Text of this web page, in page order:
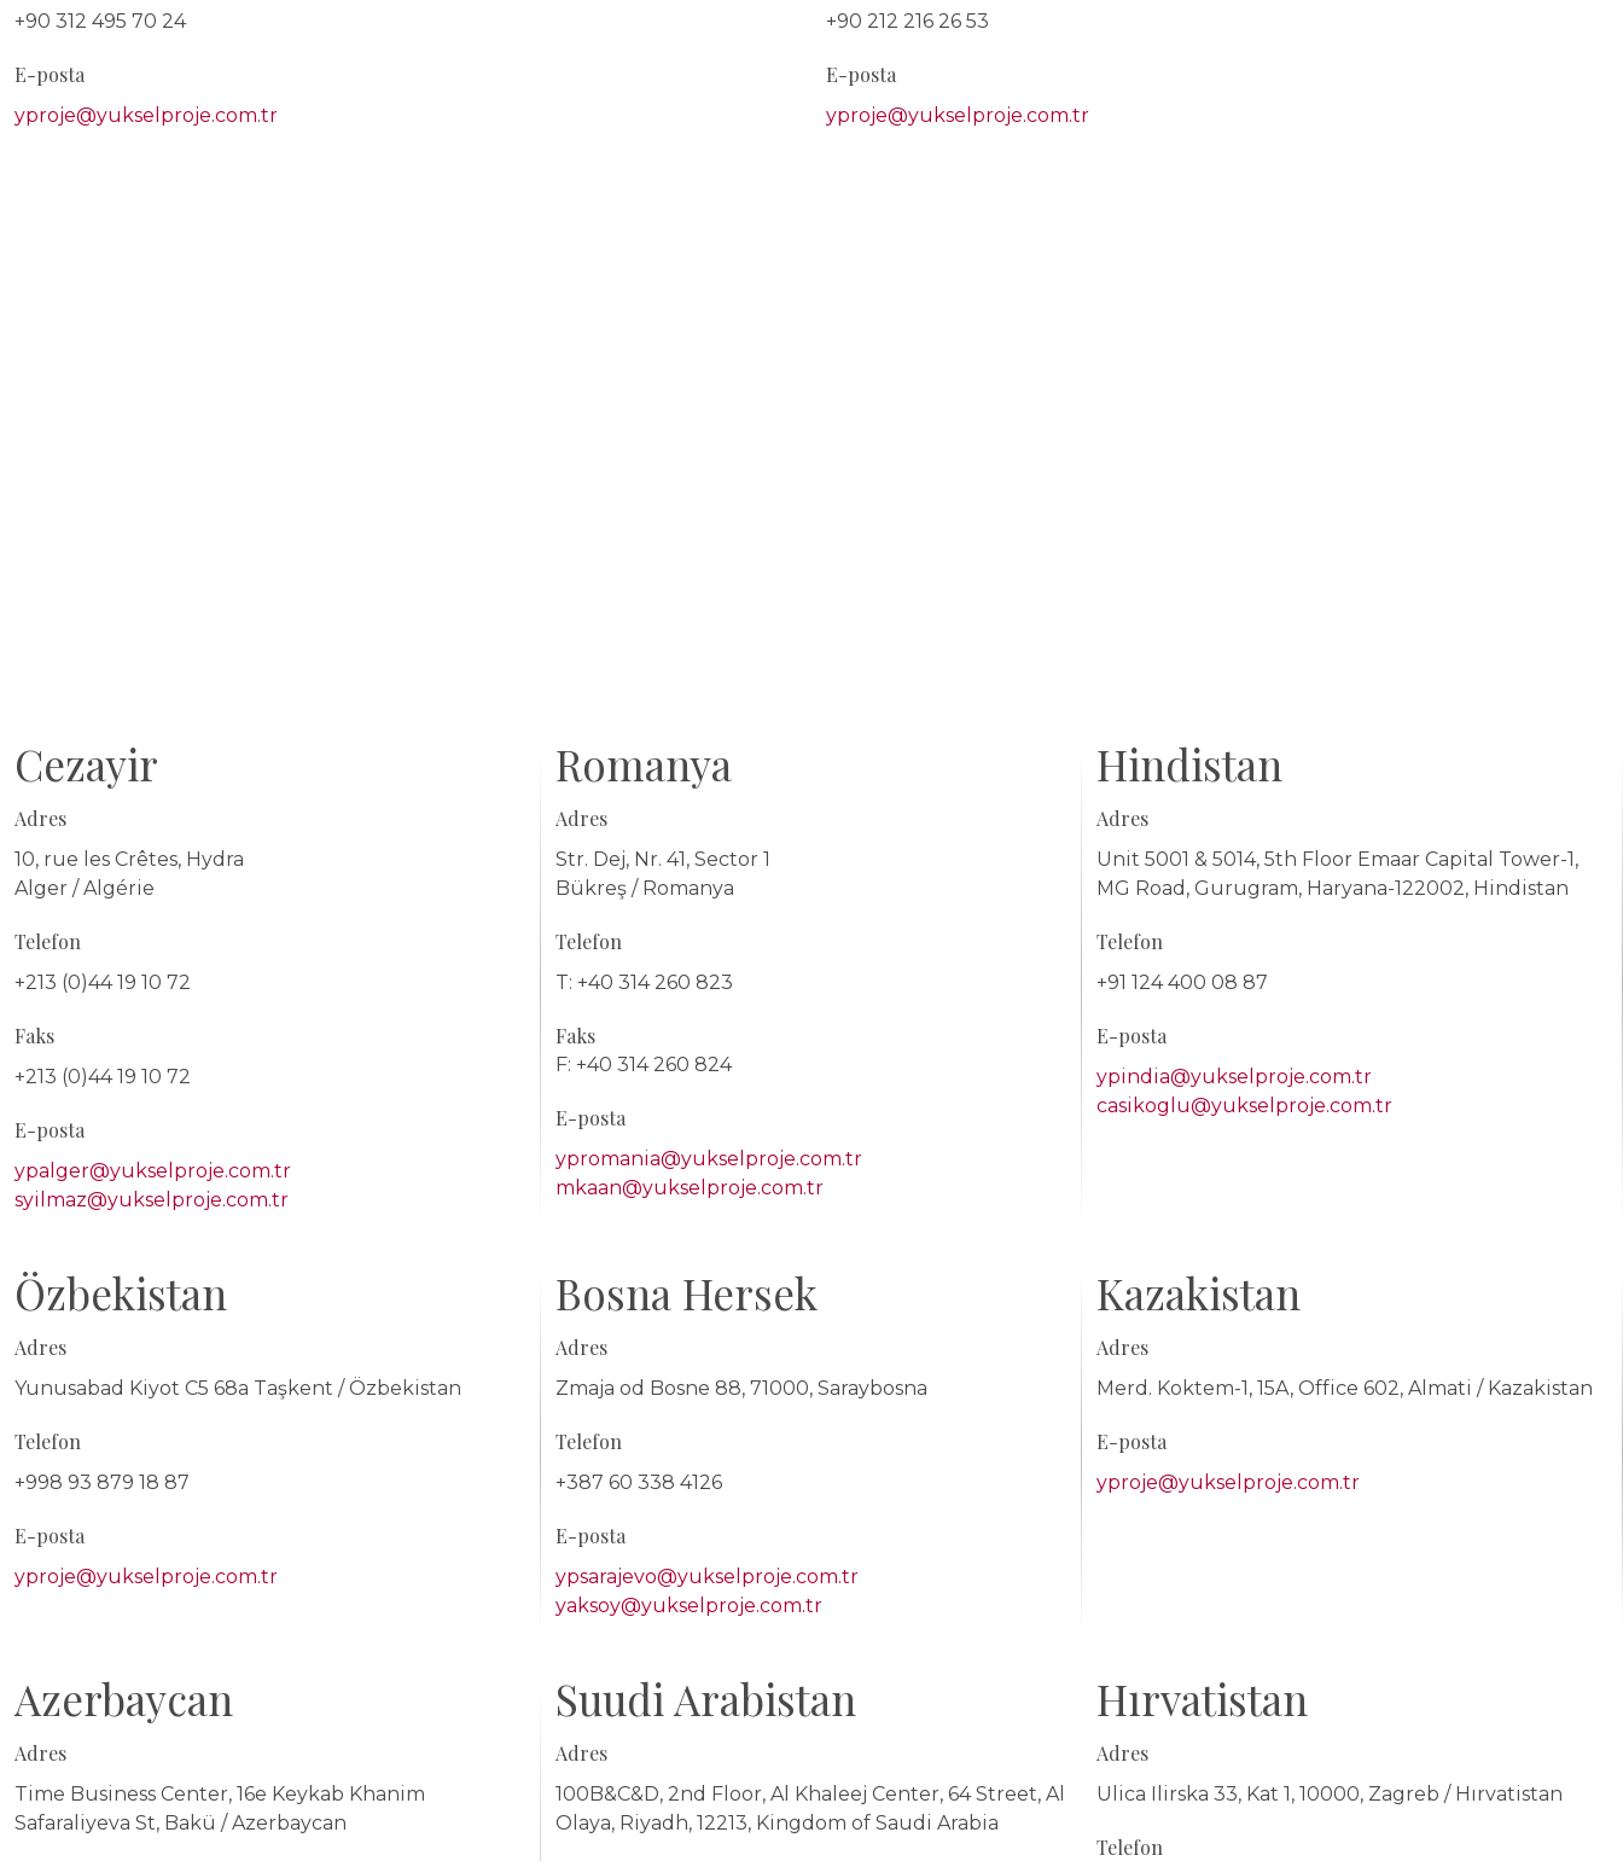
+90 312 495 70 24
E-posta
yproje@yukselproje.com.tr
+90 212 216 26 53
E-posta
yproje@yukselproje.com.tr
Cezayir
Adres
10, rue les Crêtes, Hydra
Alger / Algérie
Telefon
+213 (0)44 19 10 72
Faks
+213 (0)44 19 10 72
E-posta
ypalger@yukselproje.com.tr
syilmaz@yukselproje.com.tr
Romanya
Adres
Str. Dej, Nr. 41, Sector 1
Bükreş / Romanya
Telefon
T: +40 314 260 823
Faks
F: +40 314 260 824
E-posta
ypromania@yukselproje.com.tr
mkaan@yukselproje.com.tr
Hindistan
Adres
Unit 5001 & 5014, 5th Floor Emaar Capital Tower-1,
MG Road, Gurugram, Haryana-122002, Hindistan
Telefon
+91 124 400 08 87
E-posta
ypindia@yukselproje.com.tr
casikoglu@yukselproje.com.tr
Özbekistan
Adres
Yunusabad Kiyot C5 68a Taşkent / Özbekistan
Telefon
+998 93 879 18 87
E-posta
yproje@yukselproje.com.tr
Bosna Hersek
Adres
Zmaja od Bosne 88, 71000, Saraybosna
Telefon
+387 60 338 4126
E-posta
ypsarajevo@yukselproje.com.tr
yaksoy@yukselproje.com.tr
Kazakistan
Adres
Merd. Koktem-1, 15A, Office 602, Almati / Kazakistan
E-posta
yproje@yukselproje.com.tr
Azerbaycan
Adres
Time Business Center, 16e Keykab Khanim
Safaraliyeva St, Bakü / Azerbaycan
Suudi Arabistan
Adres
100B&C&D, 2nd Floor, Al Khaleej Center, 64 Street, Al
Olaya, Riyadh, 12213, Kingdom of Saudi Arabia
Hırvatistan
Adres
Ulica Ilirska 33, Kat 1, 10000, Zagreb / Hırvatistan
Telefon